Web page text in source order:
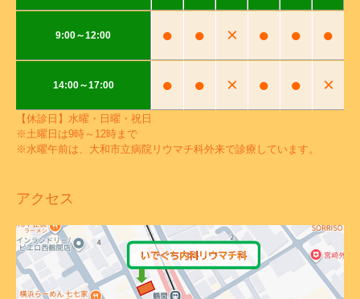
9:00～12:00 ● ● × ● ● ●
14:00～17:00 ● ● × ● ● ×
【休診日】水曜・日曜・祝日
※土曜日は9時～12時まで
※水曜午前は、大和市立病院リウマチ科外来で診療しています。
アクセス